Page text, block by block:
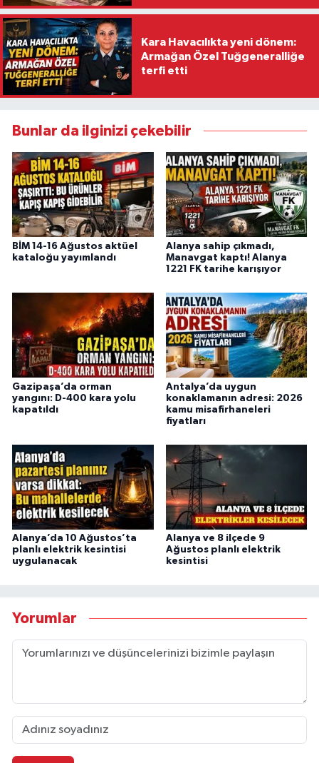
Kara Havacılıkta yeni dönem:
Armağan Özel Tuğgeneralliğe
terfi etti
Bunlar da ilginizi çekebilir
BİM 14-16 Ağustos aktüel
kataloğu yayımlandı
Alanya sahip çıkmadı,
Manavgat kaptı! Alanya
1221 FK tarihe karışıyor
Gazipaşa’da orman
yangını: D-400 kara yolu
kapatıldı
Antalya’da uygun
konaklamanın adresi: 2026
kamu misafirhaneleri
fiyatları
Alanya’da 10 Ağustos’ta
planlı elektrik kesintisi
uygulanacak
Alanya ve 8 ilçede 9
Ağustos planlı elektrik
kesintisi
Yorumlar